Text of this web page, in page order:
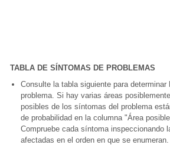
TABLA DE SÍNTOMAS DE PROBLEMAS
Consulte la tabla siguiente para determinar
problema. Si hay varias áreas
posibles de los síntomas del problema
de probabilidad en la columna "Área
Compruebe cada síntoma inspeccionando
afectadas en el orden en que se